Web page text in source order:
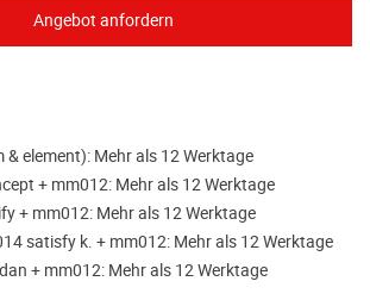
& element): Mehr als 12 Werktage
+ mm012: Mehr als 12 Werktage
+ mm012: Mehr als 12 Werktage
satisfy k. + mm012: Mehr als 12 Werktage
+ mm012: Mehr als 12 Werktage